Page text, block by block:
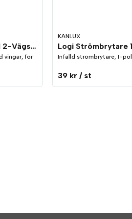
Logi Ram Vertikal 2-Vägs Silver
vingar, för
KANLUX
Infälld strömbrytare, 1-pol.
39 kr / st